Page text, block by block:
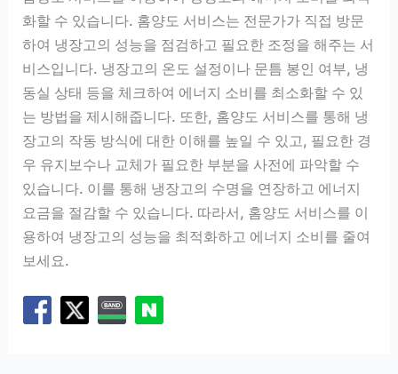
화할 수 있습니다. 홈양도 서비스는 전문가가 직접 방문
하여 냉장고의 성능을 점검하고 필요한 조정을 해주는 서
비스입니다. 냉장고의 온도 설정이나 문틈 봉인 여부, 냉
동실 상태 등을 체크하여 에너지 소비를 최소화할 수 있
는 방법을 제시해줍니다. 또한, 홈양도 서비스를 통해 냉
장고의 작동 방식에 대한 이해를 높일 수 있고, 필요한 경
우 유지보수나 교체가 필요한 부분을 사전에 파악할 수
있습니다. 이를 통해 냉장고의 수명을 연장하고 에너지
요금을 절감할 수 있습니다. 따라서, 홈양도 서비스를 이
용하여 냉장고의 성능을 최적화하고 에너지 소비를 줄여
보세요.